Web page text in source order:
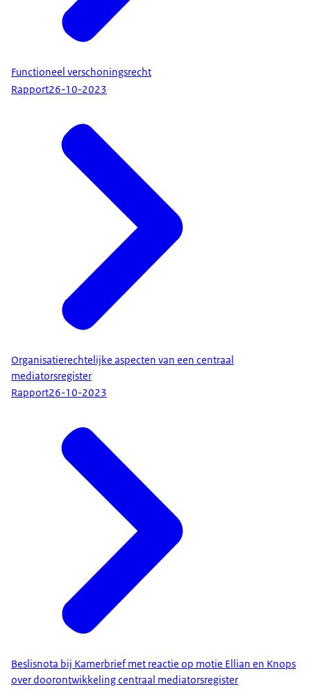
Functioneel verschoningsrecht
Rapport26-10-2023
Organisatierechtelijke aspecten van een centraal
mediatorsregister
Rapport26-10-2023
Beslisnota bij Kamerbrief met reactie op motie Ellian en Knops
over doorontwikkeling centraal mediatorsregister